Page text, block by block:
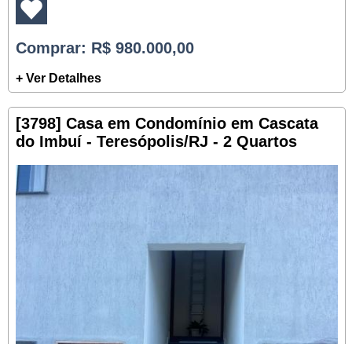
Comprar: R$ 980.000,00
+ Ver Detalhes
[3798] Casa em Condomínio em Cascata
do Imbuí - Teresópolis/RJ - 2 Quartos